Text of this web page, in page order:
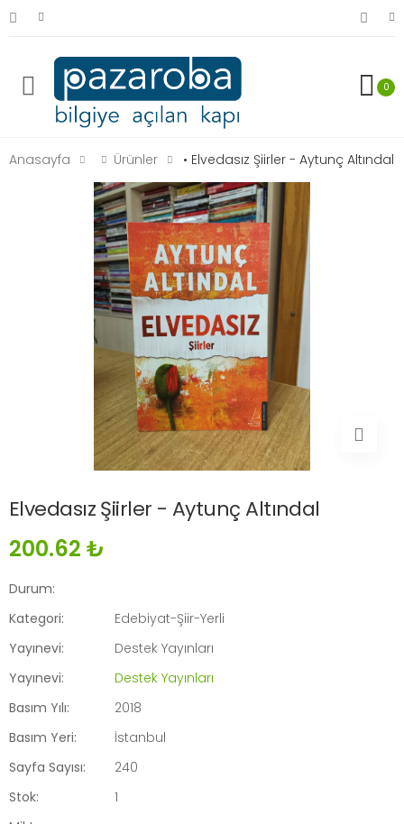
0
Anasayfa Ürünler • Elvedasız Şiirler - Aytunç Altındal
Elvedasız Şiirler - Aytunç Altındal
200.62 ₺
Durum:
Kategori:
Edebiyat-Şiir-Yerli
Yayınevi:
Destek Yayınları
Yayınevi:
Destek Yayınları
Basım Yılı:
2018
Basım Yeri:
İstanbul
Sayfa Sayısı:
240
Stok:
1